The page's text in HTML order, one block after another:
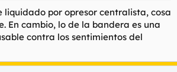
liquidado por opresor centralista, cosa
En cambio, lo de la bandera es una
contra los sentimientos del